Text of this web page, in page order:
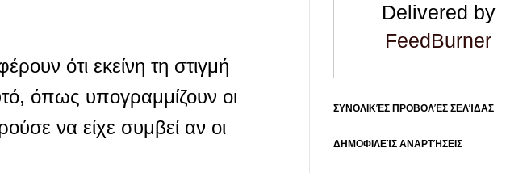
ότι εκείνη τη στιγμή
όπως υπογραμμίζουν οι
να είχε συμβεί αν οι
Delivered by
FeedBurner
ΣΥΝΟΛΙΚΈΣ ΠΡΟΒΟΛΈΣ ΣΕΛΊΔΑΣ
ΔΗΜΟΦΙΛΕΊΣ ΑΝΑΡΤΉΣΕΙΣ